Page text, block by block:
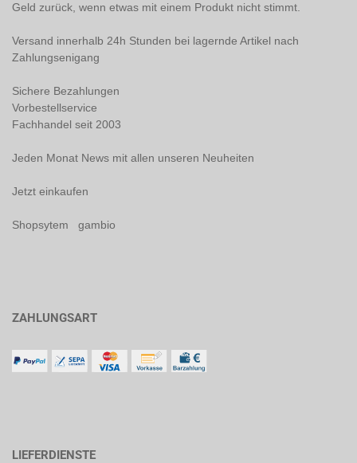
Geld zurück, wenn etwas mit einem Produkt nicht stimmt.
Versand innerhalb 24h Stunden bei lagernde Artikel nach
Zahlungsenigang
Sichere Bezahlungen
Vorbestellservice
Fachhandel seit 2003
Jeden Monat News mit allen unseren Neuheiten
Jetzt einkaufen
Shopsytem gambio
ZAHLUNGSART
LIEFERDIENSTE